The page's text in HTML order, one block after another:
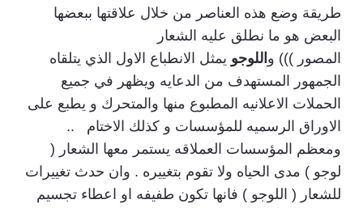
طريقة وضع هذه العناصر من خلال علاقتها ببعضها
البعض هو ما نطلق عليه الشعار
المصور ))) و اللوجو يمثل الانطباع الاول الذي يتلقاه
الجمهور المستهدف من الدعايه ويظهر في جميع
الحملات الاعلانيه المطبوع منها والمتحرك و يطبع على
الاوراق الرسميه للمؤسسات و كذلك الاختام ..
ومعظم المؤسسات العملاقه يستمر معها الشعار (
لوجو ) مدى الحياه ولا تقوم بتغييره . وان حدث تغييرات
للشعار ( اللوجو ) فانها تكون طفيفه او اعطاء تجسيم